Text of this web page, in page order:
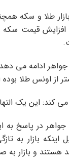
طلا و سکه
ادامه می
از اونس طلا
می کند: این یک
در پاسخ به
اینکه بازار به
هستند و بازار